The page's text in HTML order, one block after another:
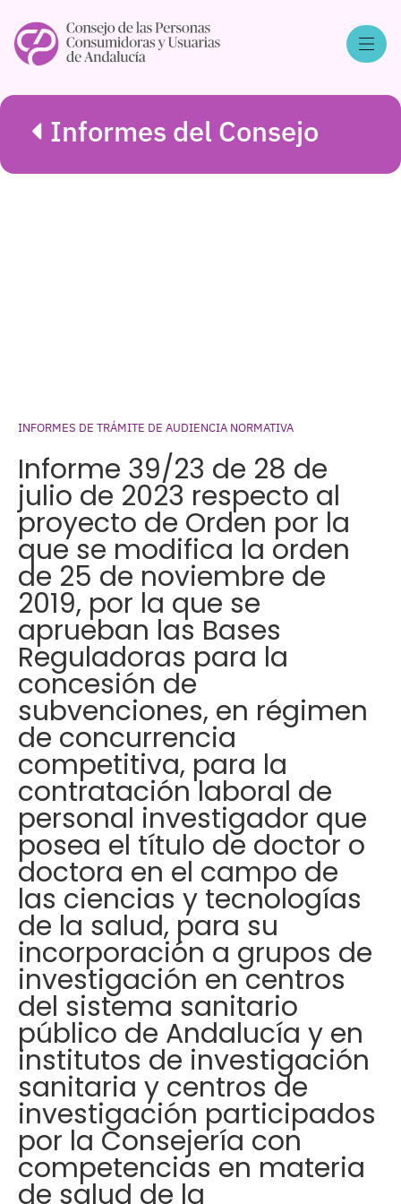
Informes del Consejo
INFORMES DE TRÁMITE DE AUDIENCIA NORMATIVA
Informe 39/23 de 28 de
julio de 2023 respecto al
proyecto de Orden por la
que se modifica la orden
de 25 de noviembre de
2019, por la que se
aprueban las Bases
Reguladoras para la
concesión de
subvenciones, en régimen
de concurrencia
competitiva, para la
contratación laboral de
personal investigador que
posea el título de doctor o
doctora en el campo de
las ciencias y tecnologías
de la salud, para su
incorporación a grupos de
investigación en centros
del sistema sanitario
público de Andalucía y en
institutos de investigación
sanitaria y centros de
investigación participados
por la Consejería con
competencias en materia
de salud de la